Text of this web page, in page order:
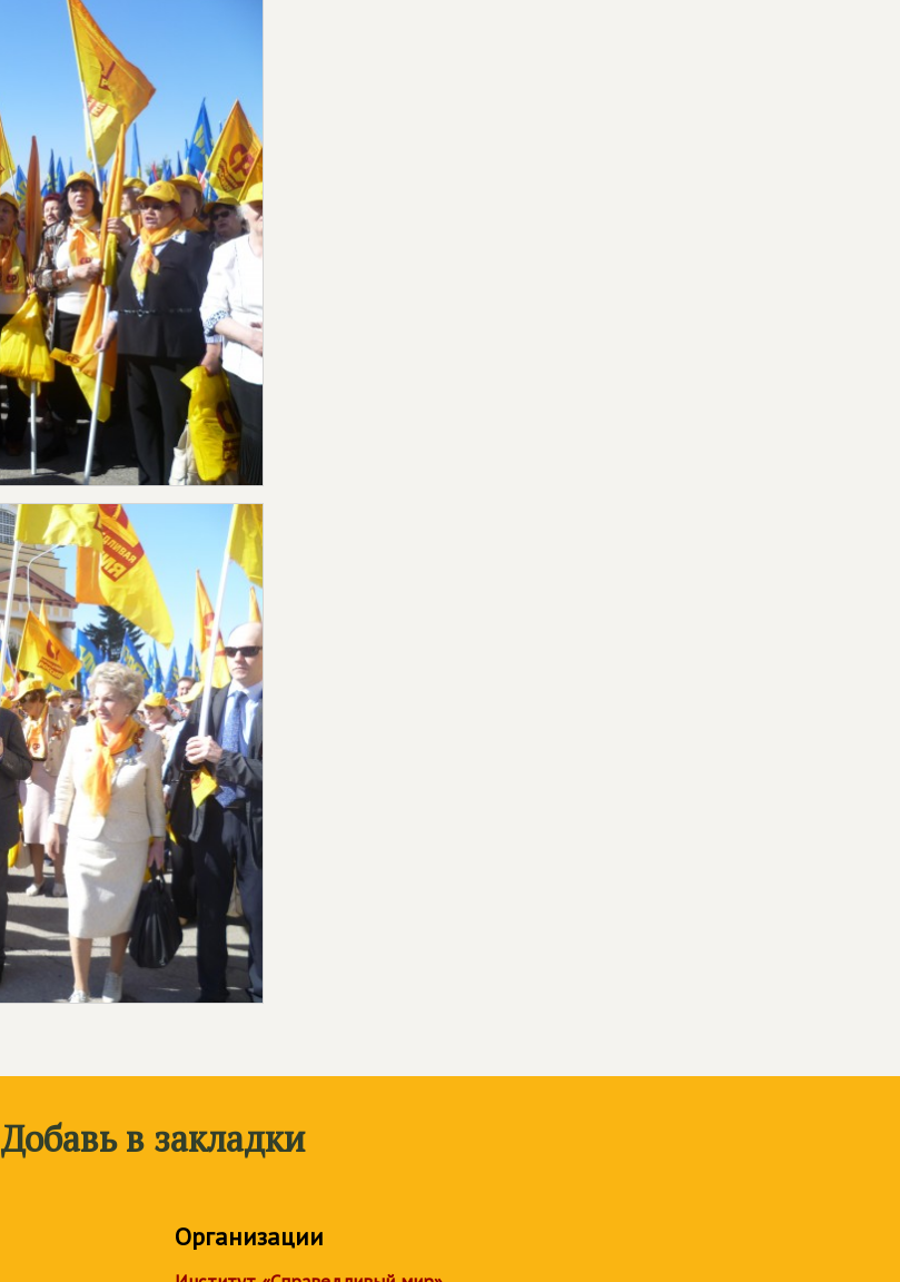
Добавь в закладки
Организации